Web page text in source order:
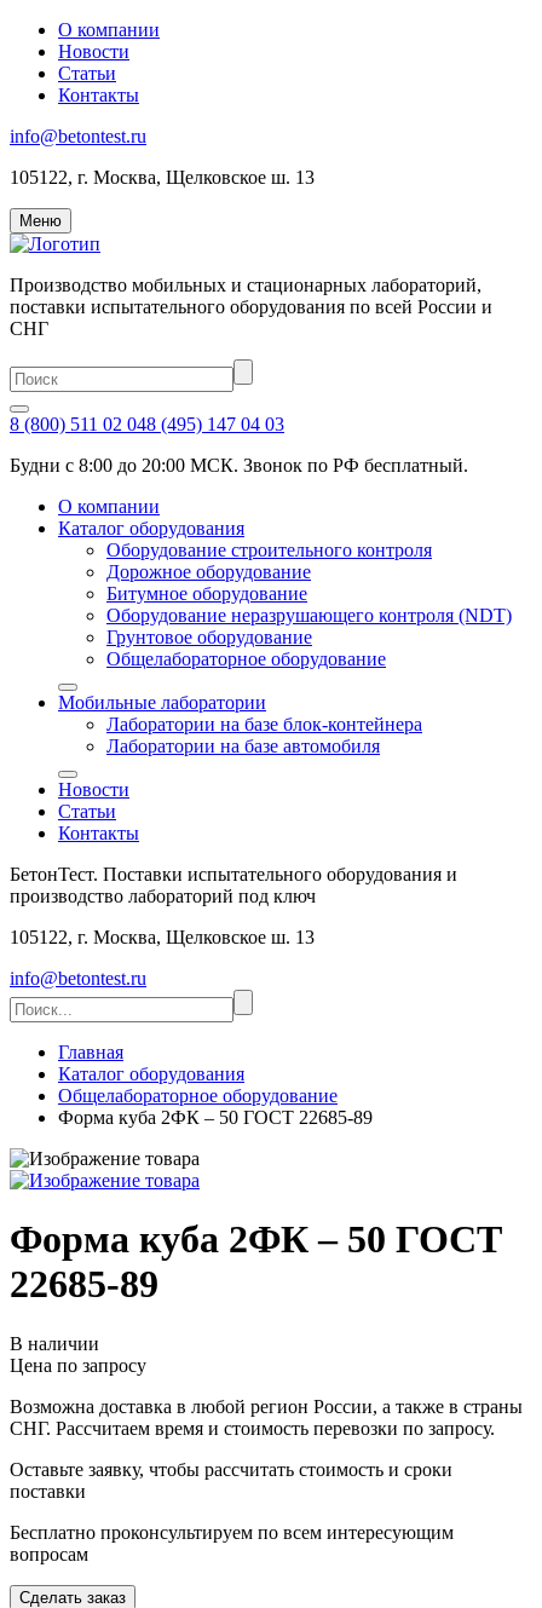
О компании
Новости
Статьи
Контакты
info@betontest.ru
105122, г. Москва, Щелковское ш. 13
Меню
Производство мобильных и стационарных лабораторий,
поставки испытательного оборудования по всей России и
СНГ
8 (800) 511 02 048 (495) 147 04 03
Будни с 8:00 до 20:00 МСК. Звонок по РФ бесплатный.
О компании
Каталог оборудования
Оборудование строительного контроля
Дорожное оборудование
Битумное оборудование
Оборудование неразрушающего контроля (NDT)
Грунтовое оборудование
Общелабораторное оборудование
Мобильные лаборатории
Лаборатории на базе блок-контейнера
Лаборатории на базе автомобиля
Новости
Статьи
Контакты
БетонТест. Поставки испытательного оборудования и
производство лабораторий под ключ
105122, г. Москва, Щелковское ш. 13
info@betontest.ru
Главная
Каталог оборудования
Общелабораторное оборудование
Форма куба 2ФК – 50 ГОСТ 22685-89
Форма куба 2ФК – 50 ГОСТ
22685-89
В наличии
Цена по запросу
Возможна доставка в любой регион России, а также в страны
СНГ. Рассчитаем время и стоимость перевозки по запросу.
Оставьте заявку, чтобы рассчитать стоимость и сроки
поставки
Бесплатно проконсультируем по всем интересующим
вопросам
Сделать заказ